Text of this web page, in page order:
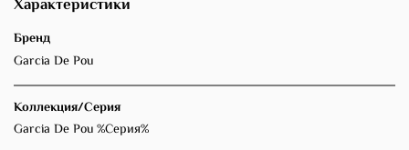
Характеристики
Бренд
Garcia De Pou
Коллекция/Серия
Garcia De Pou %Серия%